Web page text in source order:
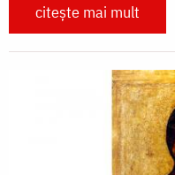
citește mai mult